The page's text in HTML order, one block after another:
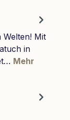
Welten! Mit
in
Mehr